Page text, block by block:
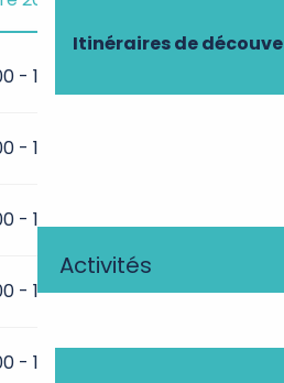
Itinéraires de
Activités
31 octobre
- 12:00
- 12:00
- 12:00
- 12:00 12:00 - 18:00
- 12:00